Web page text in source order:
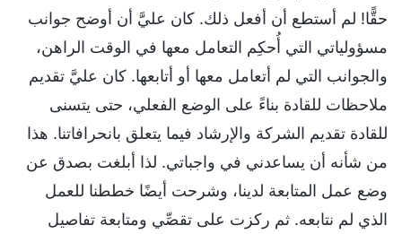
حقًّا! لم أستطع أن أفعل ذلك. كان عليَّ أن أوضح جوانب
مسؤولياتي التي أُحكِم التعامل معها في الوقت الراهن،
والجوانب التي لم أتعامل معها أو أتابعها. كان عليَّ تقديم
ملاحظات للقادة بناءً على الوضع الفعلي، حتى يتسنى
للقادة تقديم الشركة والإرشاد فيما يتعلق بانحرافاتنا. هذا
من شأنه أن يساعدني في واجباتي. لذا أبلغت بصدق عن
وضع عمل المتابعة لدينا، وشرحت أيضًا خططنا للعمل
الذي لم نتابعه. ثم ركزت على تقصِّي ومتابعة تفاصيل